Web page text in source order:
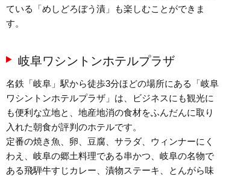
ている「めしどろぼう漬」も楽しむことができま
す。
岐阜ワシントンホテルプラザ
名鉄「岐阜」駅から徒歩3分ほどの場所にある「岐阜
ワシントンホテルプラザ」は、ビジネスにも観光に
も便利な立地と、地産地消の食材をふんだんに取り
入れた朝食が評判のホテルです。
定番の焼き魚、卵、豆腐、サラダ、ウィンナーにく
わえ、岐阜の郷土料理である串かつ、岐阜の名物で
ある飛騨牛すじカレー、漬物ステーキ、とんがら味